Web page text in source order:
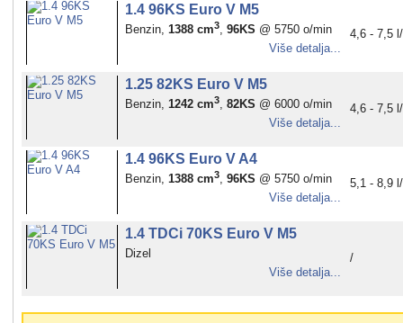
1.4 96KS Euro V M5
Benzin, 1388 cm3 96KS @ 5750 o/min
Više detalja...
4,6 - 7,5
1.25 82KS Euro V M5
Benzin, 1242 cm3 82KS @ 6000 o/min
Više detalja...
4,6 - 7,5
1.4 96KS Euro V A4
Benzin, 1388 cm3 96KS @ 5750 o/min
Više detalja...
5,1 - 8,9
1.4 TDCi 70KS Euro V M5
Dizel
Više detalja...
/